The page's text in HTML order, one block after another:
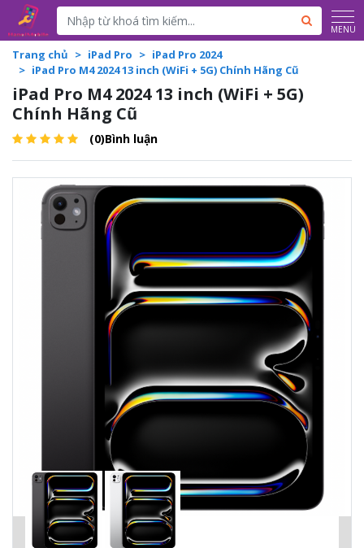
Powered by Translate MENU
Trang chủ iPad Pro
iPad Pro 2024
iPad Pro M4 2024 13 inch (WiFi + 5G) Chính Hãng Cũ
iPad Pro M4 2024 13 inch (WiFi + 5G)
Chính Hãng Cũ
(0)Bình luận